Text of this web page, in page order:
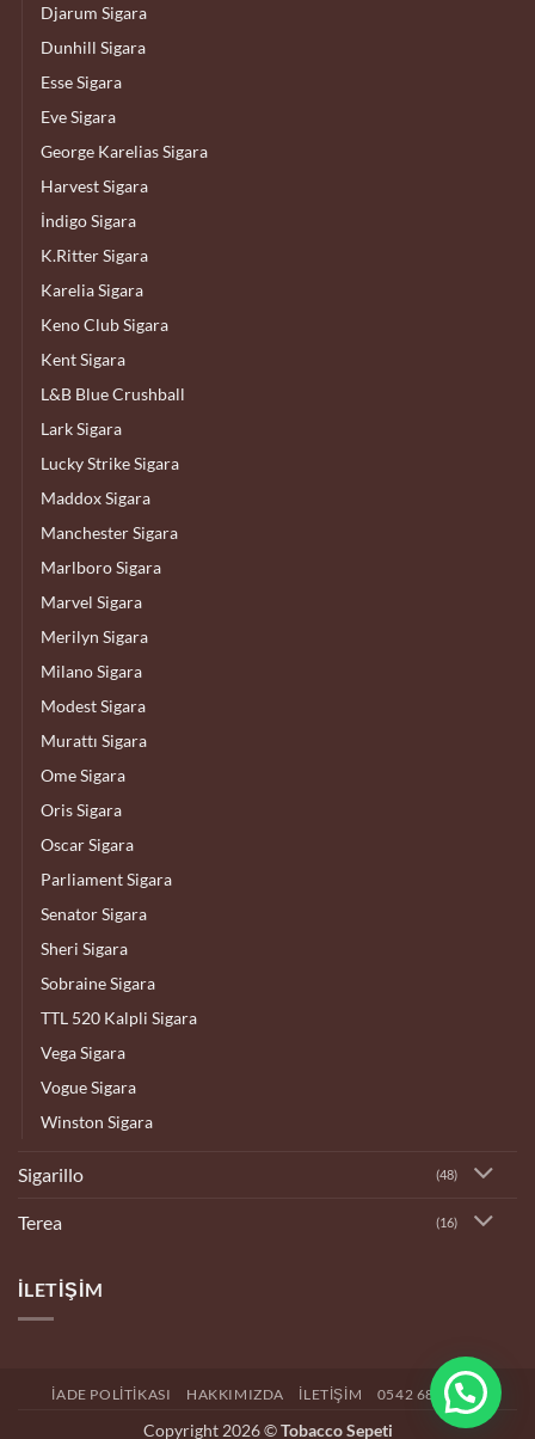
Djarum Sigara
Dunhill Sigara
Esse Sigara
Eve Sigara
George Karelias Sigara
Harvest Sigara
İndigo Sigara
K.Ritter Sigara
Karelia Sigara
Keno Club Sigara
Kent Sigara
L&B Blue Crushball
Lark Sigara
Lucky Strike Sigara
Maddox Sigara
Manchester Sigara
Marlboro Sigara
Marvel Sigara
Merilyn Sigara
Milano Sigara
Modest Sigara
Murattı Sigara
Ome Sigara
Oris Sigara
Oscar Sigara
Parliament Sigara
Senator Sigara
Sheri Sigara
Sobraine Sigara
TTL 520 Kalpli Sigara
Vega Sigara
Vogue Sigara
Winston Sigara
Sigarillo (48)
Terea (16)
İLETIŞIM
İADE POLITIKASI HAKKIMIZDA İLETIŞIM 0542 682 4192
Copyright 2026 ©Tobacco Sepeti